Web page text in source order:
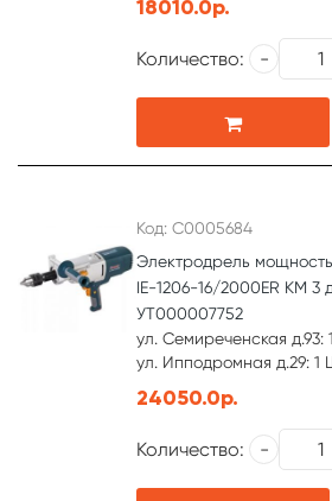
18010.0р.
Количество:
Код: С0005684
Электродрель
IЕ-1206-16/2000ER КМ 3
УТ000007752
ул. Семиреченская д.93:
ул. Ипподромная д.29: 1
24050.0р.
Количество: